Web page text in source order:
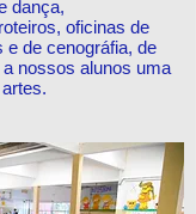
dança,
oficinas de
e de cenográfia, de
nossos alunos uma